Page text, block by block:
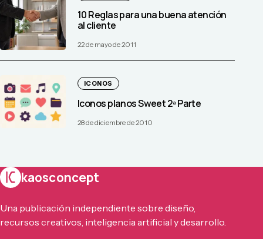
10 Reglas para una buena atención
al cliente
22 de mayo de 2011
ICONOS
Iconos planos Sweet 2ª Parte
28 de diciembre de 2010
kaosconcept
Una publicación independiente sobre diseño,
recursos creativos, inteligencia artificial y desarrollo.